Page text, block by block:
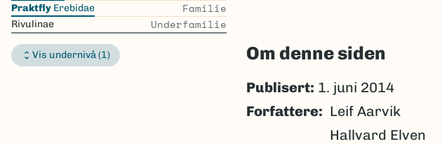
Praktfly Erebidae Familie
Rivulinae Underfamilie
Vis undernivå (1) Om denne siden
Publisert: 1. juni 2014
Forfattere
Leif Aarvik
Hallvard Elven